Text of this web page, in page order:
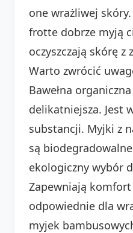
one wrażliwej
frotte dobrze myją
oczyszczają skórę z
Warto zwrócić
Bawełna
delikatniejsza. Jest
substancji. Myjki z
są
ekologiczny wybór
Zapewniają komfort
odpowiednie dla
myjek